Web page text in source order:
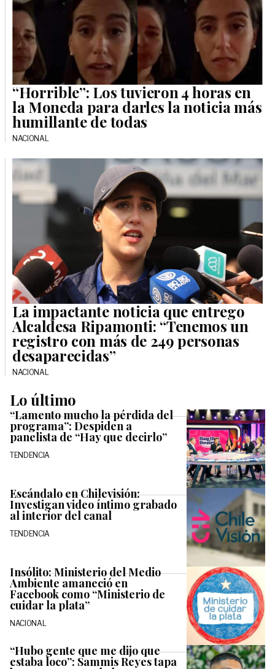
“Horrible”: Los tuvieron 4 horas en
la Moneda para darles la noticia más
humillante de todas
NACIONAL
La impactante noticia que entrego
Alcaldesa Ripamonti: “Tenemos un
registro con más de 249 personas
desaparecidas”
NACIONAL
Lo último
“Lamento mucho la pérdida del
programa”: Despiden a
panelista de “Hay que decirlo”
TENDENCIA
Escándalo en Chilevisión:
Investigan video íntimo grabado
al interior del canal
TENDENCIA
Insólito: Ministerio del Medio
Ambiente amaneció en
Facebook como “Ministerio de
cuidar la plata”
NACIONAL
“Hubo gente que me dijo que
estaba loco”: Sammis Reyes tapa